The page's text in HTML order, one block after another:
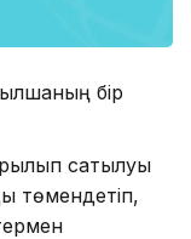
бір
сатылуы
төмендетіп,